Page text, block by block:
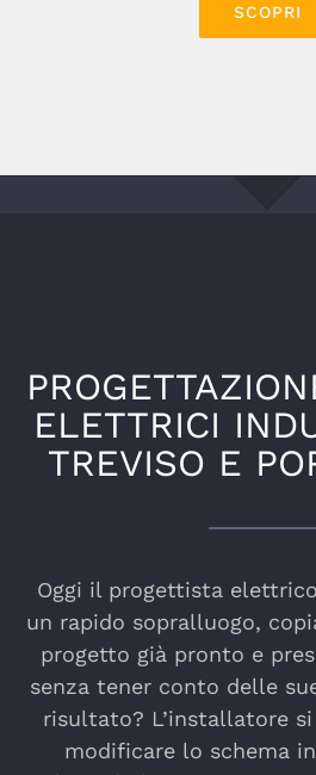
SCOPRI
ELETTRICI
TREVISO E
Oggi il progettista
un rapido sopralluogo,
progetto già pronto e
senza tener conto delle
risultato? L’installatore
modificare lo schema in